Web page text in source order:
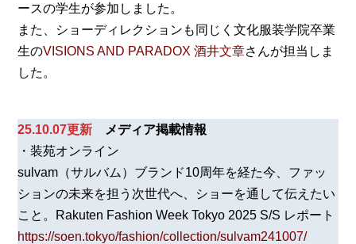
ースの学生が参加しました。
また、ショーディレクションも同じく文化服装学院卒業
生のVISIONS AND PARADOX 酒井文章さんが担当しま
した。
25.10.07更新 メディア掲載情報
・装苑オンライン
sulvam（サルバム）ブランド10周年を経た今、ファッ
ションの未来を担う次世代へ、ショーを通して伝えたい
こと。Rakuten Fashion Week Tokyo 2025 S/S レポート
https://soen.tokyo/fashion/collection/sulvam241007/